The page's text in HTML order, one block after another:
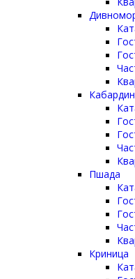
Пшада
Криница